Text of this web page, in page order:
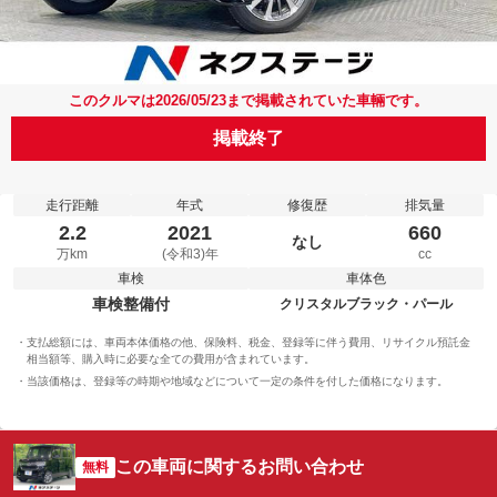
このクルマは2026/05/23まで掲載されていた車輛です。
掲載終了
走行距離
2.2
万km
年式
2021
(令和3)年
修復歴
なし
排気量
660
cc
車検
車検整備付
車体色
クリスタルブラック・パール
支払総額には、車両本体価格の他、保険料、税金、登録等に伴う費用、リサイクル預託金
相当額等、購入時に必要な全ての費用が含まれています。
当該価格は、登録等の時期や地域などについて一定の条件を付した価格になります。
無料 この車両に関するお問い合わせ